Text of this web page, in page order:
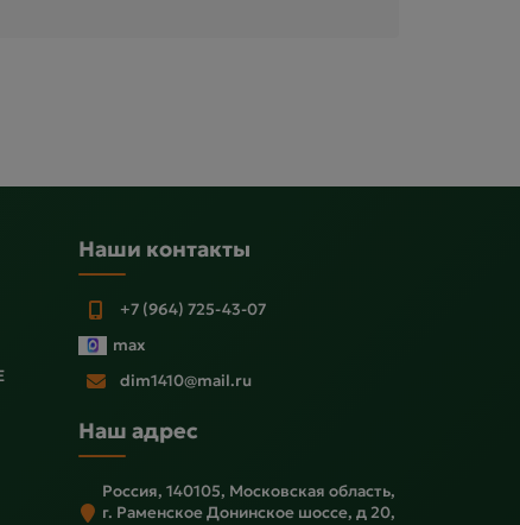
Наши контакты
+7 (964) 725-43-07
max
dim1410@mail.ru
Наш адрес
Россия, 140105, Московская область,
г. Раменское Донинское шоссе, д 20,